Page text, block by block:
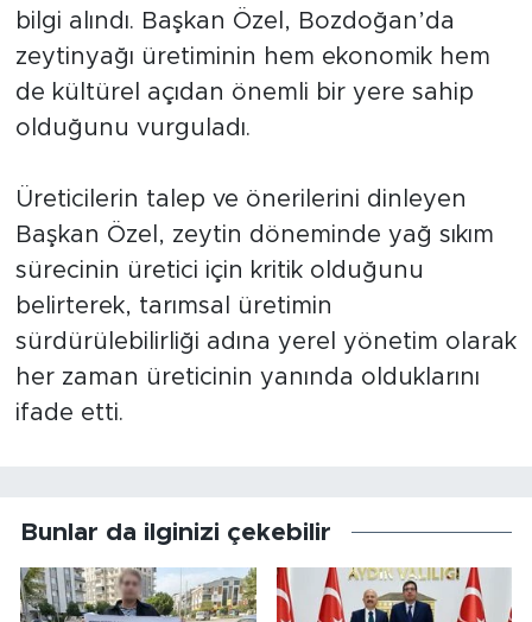
bilgi alındı. Başkan Özel, Bozdoğan’da
zeytinyağı üretiminin hem ekonomik hem
de kültürel açıdan önemli bir yere sahip
olduğunu vurguladı.
Üreticilerin talep ve önerilerini dinleyen
Başkan Özel, zeytin döneminde yağ sıkım
sürecinin üretici için kritik olduğunu
belirterek, tarımsal üretimin
sürdürülebilirliği adına yerel yönetim olarak
her zaman üreticinin yanında olduklarını
ifade etti.
Bunlar da ilginizi çekebilir